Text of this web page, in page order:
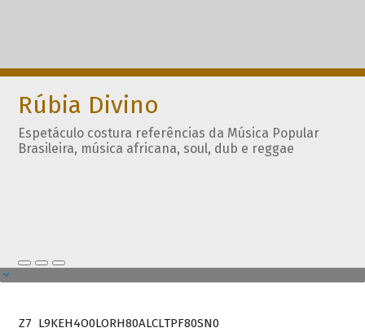
Rúbia Divino
Espetáculo costura referências da Música Popular
Brasileira, música africana, soul, dub e reggae
Z7_L9KEH4O0LORH80ALCLTPF80SN0